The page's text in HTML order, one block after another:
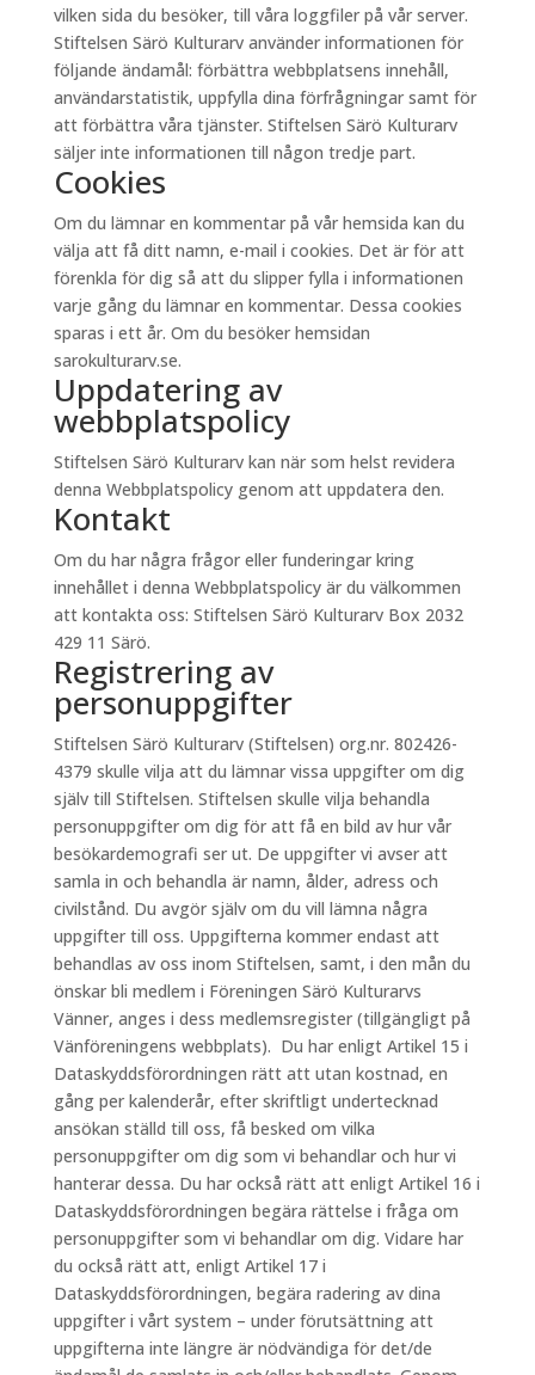
vilken sida du besöker, till våra loggfiler på vår server.
Stiftelsen Särö Kulturarv använder informationen för
följande ändamål: förbättra webbplatsens innehåll,
användarstatistik, uppfylla dina förfrågningar samt för
att förbättra våra tjänster. Stiftelsen Särö Kulturarv
säljer inte informationen till någon tredje part.
Cookies
Om du lämnar en kommentar på vår hemsida kan du
välja att få ditt namn, e-mail i cookies. Det är för att
förenkla för dig så att du slipper fylla i informationen
varje gång du lämnar en kommentar. Dessa cookies
sparas i ett år. Om du besöker hemsidan
sarokulturarv.se.
Uppdatering av
webbplatspolicy
Stiftelsen Särö Kulturarv kan när som helst revidera
denna Webbplatspolicy genom att uppdatera den.
Kontakt
Om du har några frågor eller funderingar kring
innehållet i denna Webbplatspolicy är du välkommen
att kontakta oss: Stiftelsen Särö Kulturarv Box 2032
429 11 Särö.
Registrering av
personuppgifter
Stiftelsen Särö Kulturarv (Stiftelsen) org.nr. 802426-
4379 skulle vilja att du lämnar vissa uppgifter om dig
själv till Stiftelsen. Stiftelsen skulle vilja behandla
personuppgifter om dig för att få en bild av hur vår
besökardemografi ser ut. De uppgifter vi avser att
samla in och behandla är namn, ålder, adress och
civilstånd. Du avgör själv om du vill lämna några
uppgifter till oss. Uppgifterna kommer endast att
behandlas av oss inom Stiftelsen, samt, i den mån du
önskar bli medlem i Föreningen Särö Kulturarvs
Vänner, anges i dess medlemsregister (tillgängligt på
Vänföreningens webbplats). Du har enligt Artikel 15 i
Dataskyddsförordningen rätt att utan kostnad, en
gång per kalenderår, efter skriftligt undertecknad
ansökan ställd till oss, få besked om vilka
personuppgifter om dig som vi behandlar och hur vi
hanterar dessa. Du har också rätt att enligt Artikel 16 i
Dataskyddsförordningen begära rättelse i fråga om
personuppgifter som vi behandlar om dig. Vidare har
du också rätt att, enligt Artikel 17 i
Dataskyddsförordningen, begära radering av dina
uppgifter i vårt system – under förutsättning att
uppgifterna inte längre är nödvändiga för det/de